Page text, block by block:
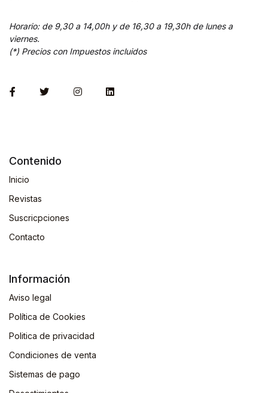
Horario: de 9,30 a 14,00h y de 16,30 a 19,30h de lunes a
viernes.
(*) Precios con Impuestos incluidos
Contenido
Inicio
Revistas
Suscricpciones
Contacto
Información
Aviso legal
Política de Cookies
Politica de privacidad
Condiciones de venta
Sistemas de pago